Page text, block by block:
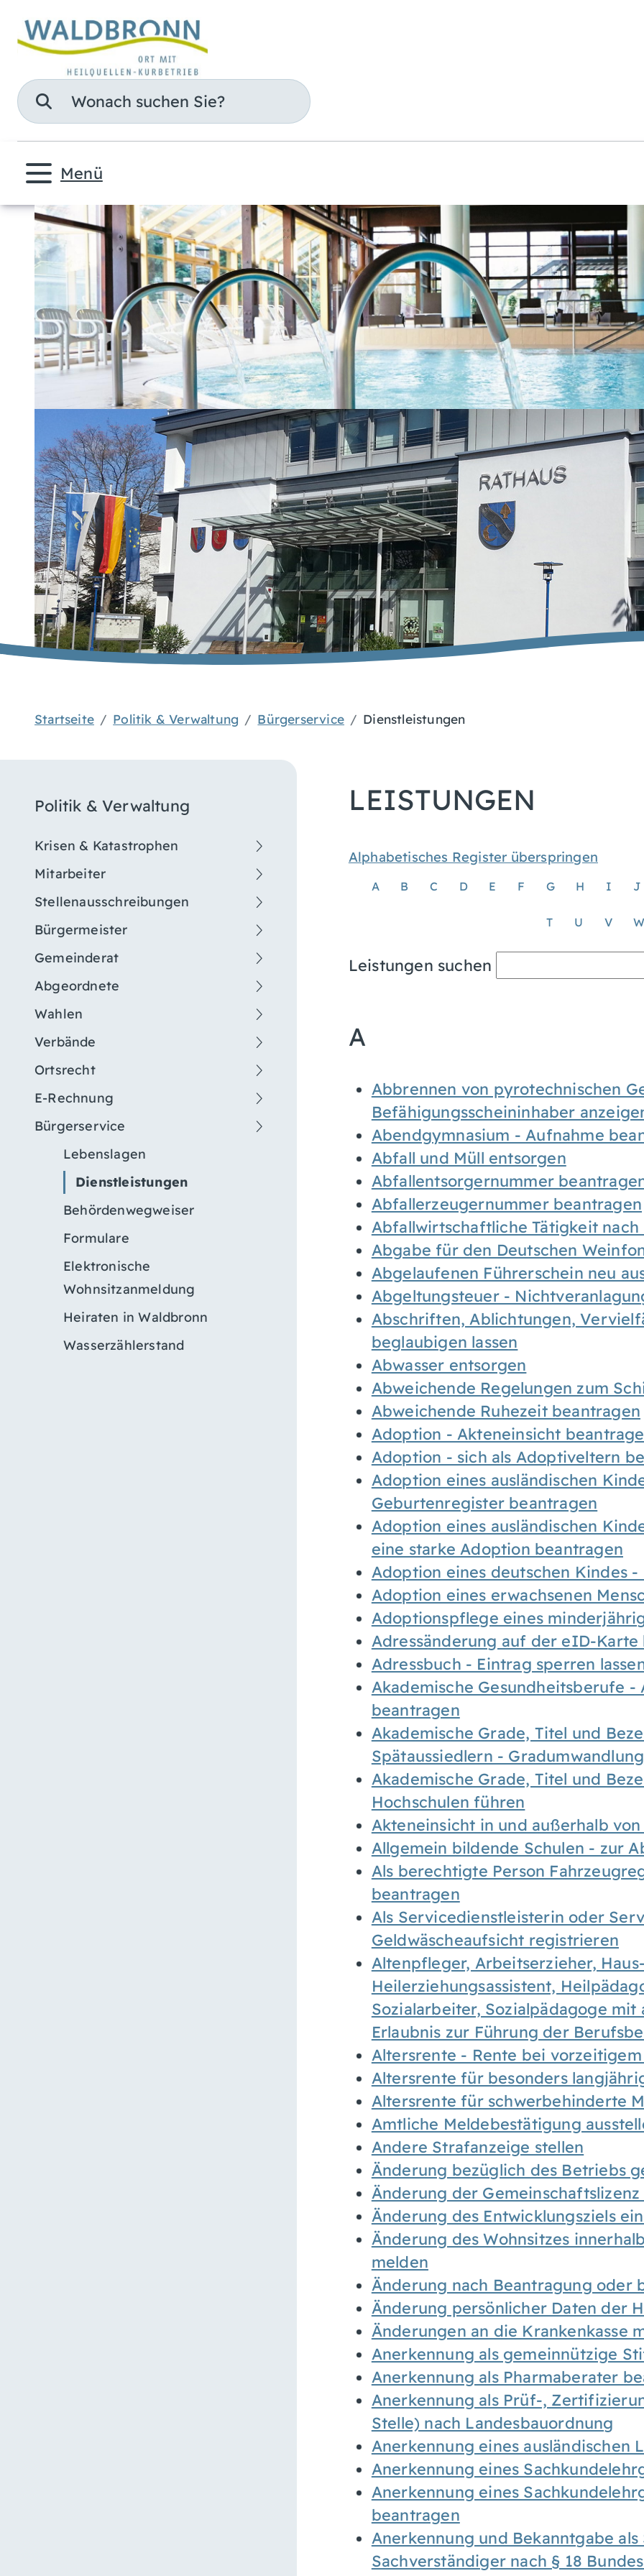
Suche
Menü
Startseite Politik & Verwaltung Bürgerservice Dienstleistungen
Politik & Verwaltung
Krisen & Katastrophen
Mitarbeiter
Stellenausschreibungen
Bürgermeister
Gemeinderat
Abgeordnete
Wahlen
Verbände
Ortsrecht
E-Rechnung
Bürgerservice
Lebenslagen
Dienstleistungen
Behördenwegweiser
Formulare
Elektronische
Wohnsitzanmeldung
Heiraten in Waldbronn
Wasserzählerstand
LEISTUNGEN
Alphabetisches Register überspringen
A B C D E F G H I J
T U V W
Leistungen suchen
A
Abbrennen von pyrotechnischen
Befähigungsscheininhaber
Abendgymnasium - Aufnahme
Abfall und Müll entsorgen
Abfallentsorgernummer
Abfallerzeugernummer beantragen
Abfallwirtschaftliche Tätigkeit
Abgabe für den Deutschen
Abgelaufenen Führerschein neu
Abgeltungsteuer -
Abschriften, Ablichtungen,
beglaubigen lassen
Abwasser entsorgen
Abweichende Regelungen zum
Abweichende Ruhezeit beantragen
Adoption - Akteneinsicht
Adoption - sich als Adoptiveltern
Adoption eines ausländischen
Geburtenregister beantragen
Adoption eines ausländischen
eine starke Adoption beantragen
Adoption eines deutschen Kindes
Adoption eines erwachsenen
Adoptionspflege eines
Adressänderung auf der eID-Karte
Adressbuch - Eintrag sperren
Akademische Gesundheitsberufe
beantragen
Akademische Grade, Titel und
Spätaussiedlern -
Akademische Grade, Titel und
Hochschulen führen
Akteneinsicht in und außerhalb
Allgemein bildende Schulen - zur
Als berechtigte Person
beantragen
Als Servicedienstleisterin oder
Geldwäscheaufsicht registrieren
Altenpfleger, Arbeitserzieher,
Heilerziehungsassistent,
Sozialarbeiter, Sozialpädagoge
Erlaubnis zur Führung der
Altersrente - Rente bei
Altersrente für besonders
Altersrente für schwerbehinderte
Amtliche Meldebestätigung
Andere Strafanzeige stellen
Änderung bezüglich des Betriebs
Änderung der
Änderung des Entwicklungsziels
Änderung des Wohnsitzes
melden
Änderung nach Beantragung oder
Änderung persönlicher Daten der
Änderungen an die Krankenkasse
Anerkennung als gemeinnützige
Anerkennung als Pharmaberater
Anerkennung als Prüf-,
Stelle) nach Landesbauordnung
Anerkennung eines ausländischen
Anerkennung eines
Anerkennung eines
beantragen
Anerkennung und Bekanntgabe
Sachverständiger nach § 18